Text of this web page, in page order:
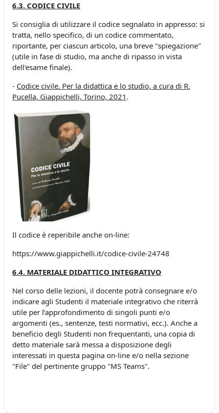
6.3. CODICE CIVILE
Si consiglia di utilizzare il codice segnalato in appresso: si
tratta, nello specifico, di un codice commentato,
riportante, per ciascun articolo, una breve "spiegazione"
(utile in fase di studio, ma anche di ripasso in vista
dell'esame finale).
- Codice civile. Per la didattica e lo studio, a cura di R.
Pucella, Giappichelli, Torino, 2021 .
Il codice è reperibile anche on-line:
https://www.giappichelli.it/codice-civile-24748
6.4. MATERIALE DIDATTICO INTEGRATIVO
Nel corso delle lezioni, il docente potrà consegnare e/o
indicare agli Studenti il materiale integrativo che riterrà
utile per l’approfondimento di singoli punti e/o
argomenti (es., sentenze, testi normativi, ecc.). Anche a
beneficio degli Studenti non frequentanti, una copia di
detto materiale sarà messa a disposizione degli
interessati in questa pagina on-line e/o nella sezione
"File" del pertinente gruppo "MS Teams".